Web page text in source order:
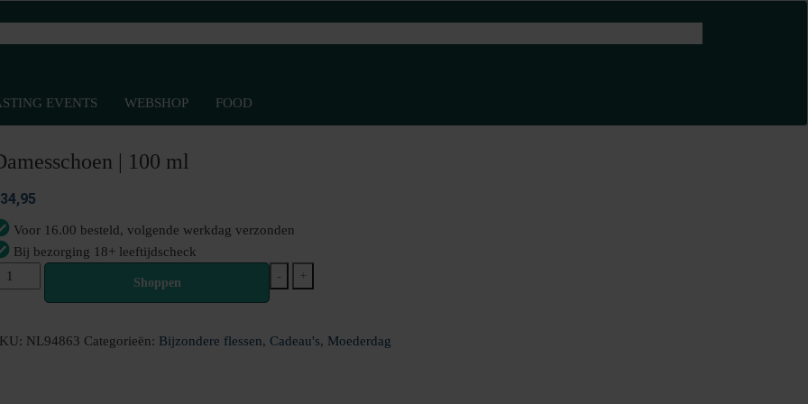
EVENTS WEBSHOP FOOD
| 100 ml
34,95
Voor 16.00 besteld, volgende werkdag verzonden
Bij bezorging 18+ leeftijdscheck
-
+
Shoppen
NL94863 Categorieën: Bijzondere flessen, Cadeau's, Moederdag